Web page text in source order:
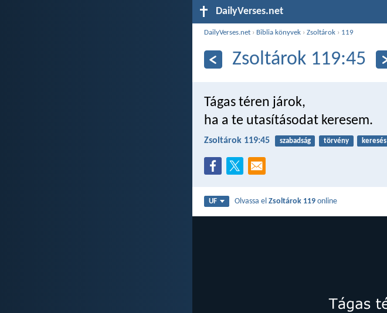
DailyVerses.net
DailyVerses.net › Biblia könyvek ›Zsoltárok › 119
Zsoltárok 119:45
Tágas téren járok,
ha a te utasításodat keresem.
Zsoltárok 119:45 szabadság törvény keresés
UF Olvassa elZsoltárok 119 online